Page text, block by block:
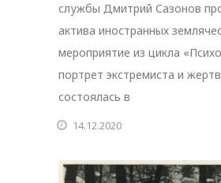
службы Дмитрий Сазонов
актива иностранных
мероприятие из цикла
портрет экстремиста и
состоялась в
14.12.2020